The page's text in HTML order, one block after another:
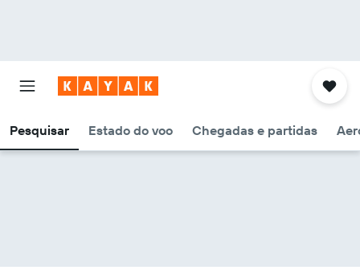
Pesquisar Estado do voo Chegadas e partidas